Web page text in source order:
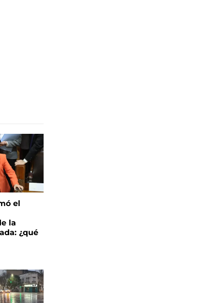
el
la
¿qué